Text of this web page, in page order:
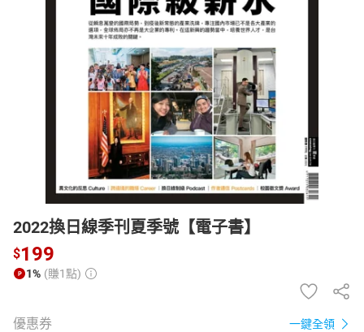
男裝 化妝保養
電子/紙本書
HOT
2022換日線季刊夏季號【電子書】
$199
1% (賺1點)
優惠券 一鍵全領